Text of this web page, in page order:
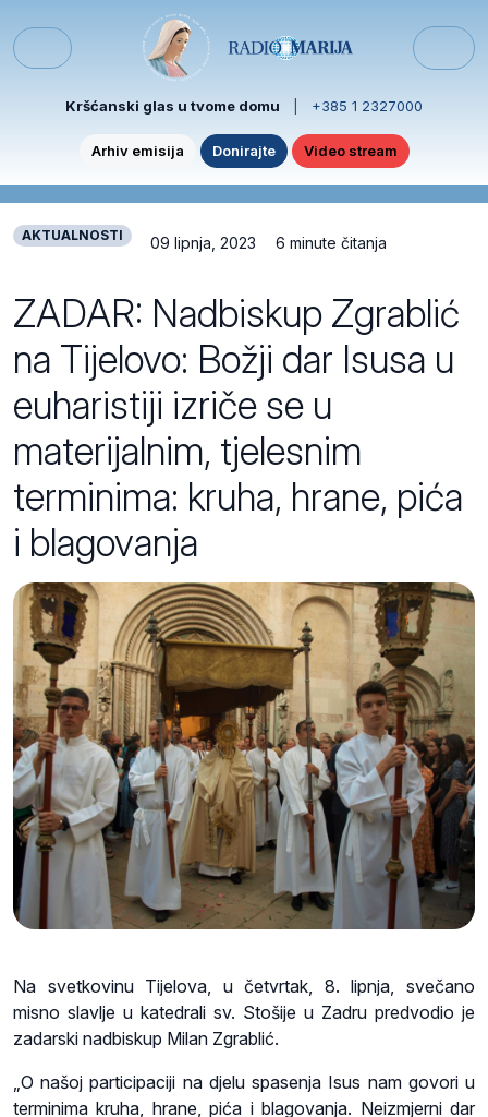
Menu
Kršćanski glas u tvome domu +385 1 2327000
Arhiv emisija Donirajte Video stream
AKTUALNOSTI 09 lipnja, 2023 6 minute čitanja
ZADAR: Nadbiskup Zgrablić
na Tijelovo: Božji dar Isusa u
euharistiji izriče se u
materijalnim, tjelesnim
terminima: kruha, hrane, pića
i blagovanja
Na svetkovinu Tijelova, u četvrtak, 8. lipnja, svečano
misno slavlje u katedrali sv. Stošije u Zadru predvodio je
zadarski nadbiskup Milan Zgrablić.
„O našoj participaciji na djelu spasenja Isus nam govori u
terminima kruha, hrane, pića i blagovanja. Neizmjerni dar